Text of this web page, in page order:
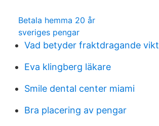
Betala hemma 20 år
sveriges pengar
Vad betyder fraktdragande vikt
Eva klingberg läkare
Smile dental center miami
Bra placering av pengar